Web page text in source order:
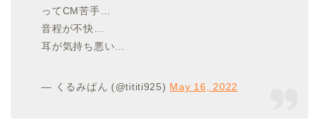
ってCM苦手…
音程が不快…
耳が気持ち悪い…
— くるみぱん (@tititi925) May 16, 2022